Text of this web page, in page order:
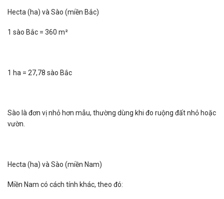
Hecta (ha) và Sào (miền Bắc)
1 sào Bắc = 360 m²
1 ha = 27,78 sào Bắc
Sào là đơn vị nhỏ hơn mẫu, thường dùng khi đo ruộng đất nhỏ hoặc
vườn.
Hecta (ha) và Sào (miền Nam)
Miền Nam có cách tính khác, theo đó: